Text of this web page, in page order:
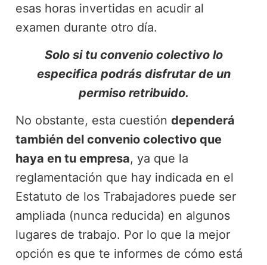
esas horas invertidas en acudir al
examen durante otro día.
Solo si tu convenio colectivo lo
especifica podrás disfrutar de un
permiso retribuido.
No obstante, esta cuestión dependerá
también del convenio colectivo que
haya en tu empresa, ya que la
reglamentación que hay indicada en el
Estatuto de los Trabajadores puede ser
ampliada (nunca reducida) en algunos
lugares de trabajo. Por lo que la mejor
opción es que te informes de cómo está